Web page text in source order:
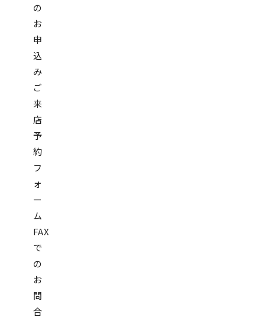
の
お
申
込
み
ご
来
店
予
約
フ
ォ
ー
ム
FAX
で
の
お
問
合